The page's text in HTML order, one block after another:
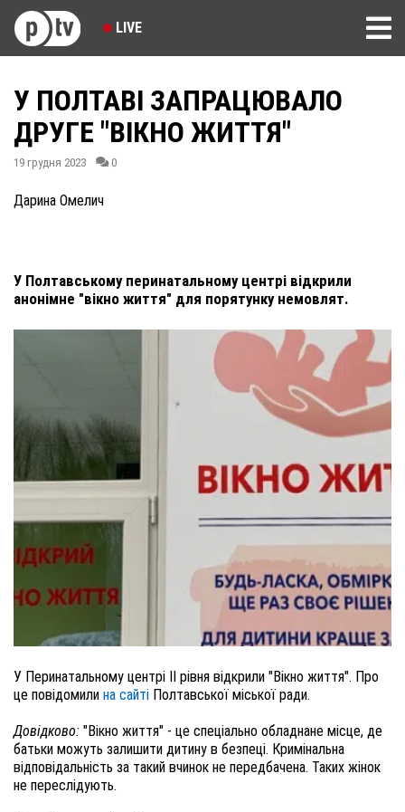
LIVE
У ПОЛТАВІ ЗАПРАЦЮВАЛО
ДРУГЕ "ВІКНО ЖИТТЯ"
19 грудня 2023 0
Дарина Омелич
У Полтавському перинатальному центрі відкрили
анонімне "вікно життя" для порятунку немовлят.
У Перинатальному центрі ІІ рівня відкрили "Вікно життя". Про
це повідомили на сайті Полтавської міської ради.
Довідково: "Вікно життя" - це спеціально обладнане місце, де
батьки можуть залишити дитину в безпеці. Кримінальна
відповідальність за такий вчинок не передбачена. Таких жінок
не переслідують.